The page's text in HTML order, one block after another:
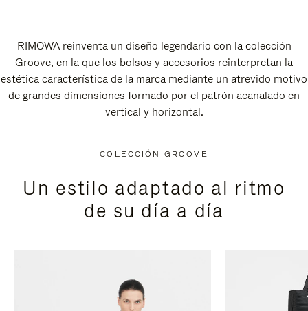
RIMOWA reinventa un diseño legendario con la colección
Groove, en la que los bolsos y accesorios reinterpretan la
estética característica de la marca mediante un atrevido motivo
de grandes dimensiones formado por el patrón acanalado en
vertical y horizontal.
COLECCIÓN GROOVE
Un estilo adaptado al ritmo
de su día a día